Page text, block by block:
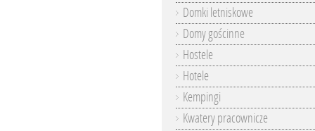
Domki letniskowe
Domy gościnne
Hostele
Hotele
Kempingi
Kwatery pracownicze